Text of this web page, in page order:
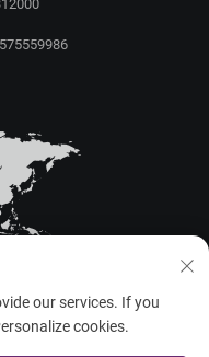
our services. If you
cookies.